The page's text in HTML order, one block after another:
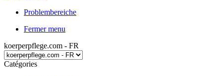
Problembereiche
Fermer menu
koerperpflege.com - FR
Catégories